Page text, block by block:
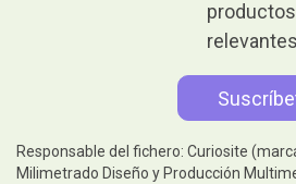
relevantes
Responsable del fichero: Curiosite
Milimetrado Diseño y Producción